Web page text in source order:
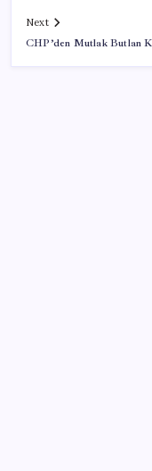
Next
CHP’den Mutlak Butlan